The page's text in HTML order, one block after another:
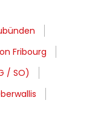
Fribourg
/ SO)